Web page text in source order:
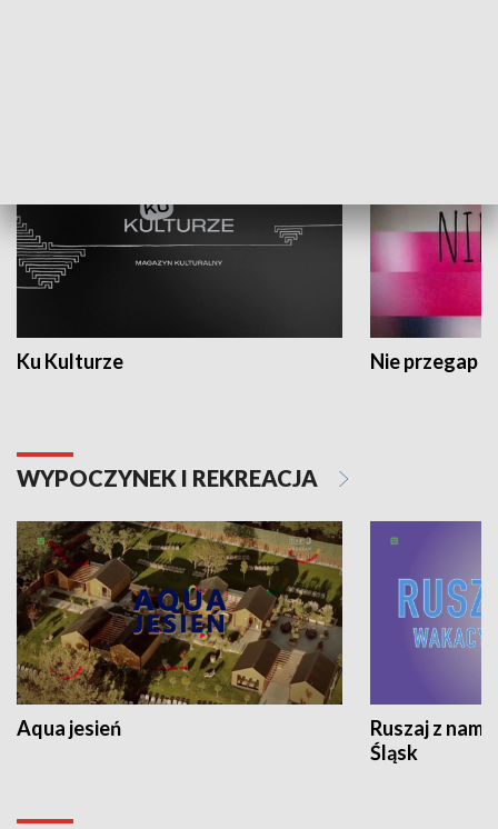
Ku Kulturze Nie przegap
WYPOCZYNEK I REKREACJA
Aqua jesień
Ruszaj z
Śląsk